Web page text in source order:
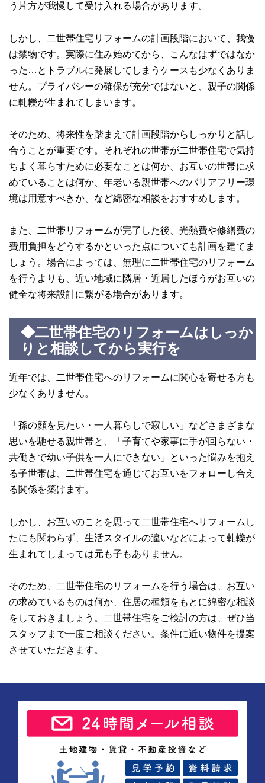
う片方が我慢して受け入れる場合があります。
しかし、二世帯住宅リフォームの計画段階において、我慢
は禁物です。実際に住み始めてから、こんなはずではなか
った…とトラブルに発展してしまうケースも少なくありま
せん。プライバシーの確保が充分ではないと、親子の関係
に軋轢が生まれてしまいます。
そのため、将来性を踏まえて計画段階からしっかりと話し
合うことが重要です。それぞれの世帯が二世帯住宅で気持
ちよく暮らすために必要なことは何か、お互いの世帯に求
めていることは何か、年老いる親世帯へのバリアフリー環
境は用意すべきか、など綿密な相談をおすすめします。
また、二世帯リフォームが完了した後、光熱費や修繕費の
費用負担をどうするかといった点についても計画を建てま
しょう。場合によっては、無理に二世帯住宅のリフォーム
を行うよりも、近い地域に隣居・近居したほうがお互いの
健全な将来設計に繋がる場合があります。
◆二世帯住宅のリフォームはしっか
りと相談してから実行を
近年では、二世帯住宅へのリフォームに関心を寄せる方も
少なくありません。
「孫の顔を見たい・一人暮らしで寂しい」などさまざまな
思いを馳せる親世帯と、「子育てや家事に手が回らない・
共働きで幼い子供を一人にできない」といった悩みを抱え
る子世帯は、二世帯住宅を通じてお互いをフォローし合え
る関係を築けます。
しかし、お互いのことを思って二世帯住宅へリフォームし
たにも関わらず、生活スタイルの違いなどによって軋轢が
生まれてしまっては元も子もありません。
そのため、二世帯住宅のリフォームを行う場合は、お互い
の求めているものは何か、住居の種類をもとに綿密な相談
をしておきましょう。二世帯住宅をご検討の方は、ぜひ当
スタッフまで一度ご相談ください。条件に近い物件を提案
させていただきます。